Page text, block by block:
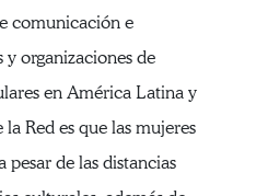
comunicación e
organizaciones de
en América Latina y
Red es que las mujeres
pesar de las distancias